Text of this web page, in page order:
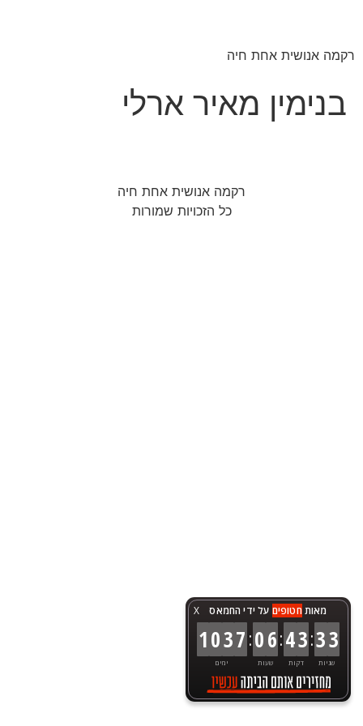
X מאותחטופים על ידי החמאס
1037
ימים
:06
שעות
:43
דקות
:33
שניות
רקמה אנושית אחת חיה
בנימין מאיר ארלי
רקמה אנושית אחת חיה
כל הזכויות שמורות